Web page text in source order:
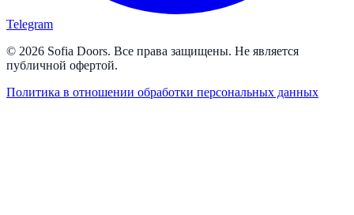
Telegram
© 2026 Sofia Doors. Все права защищены. Не является
публичной офертой.
Политика в отношении обработки персональных данных